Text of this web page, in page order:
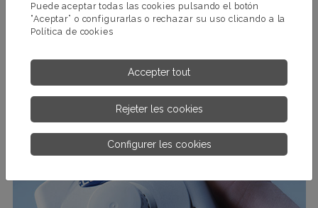
Analyseurs électroniques portables à sonde immergeable, sans
PLUS D’INFORMATIONS.
Puede aceptar todas las cookies pulsando el botón
“Aceptar” o configurarlas o rechazar su uso clicando a la
Política de cookies
Accepter tout
Rejeter les cookies
Configurer les cookies